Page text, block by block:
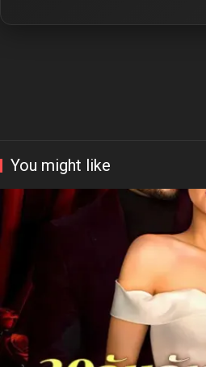
You might like